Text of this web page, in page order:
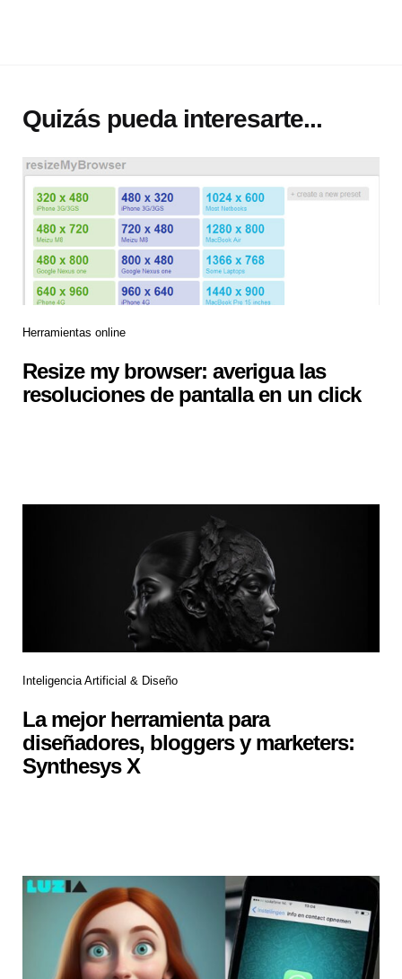
Quizás pueda interesarte...
Herramientas online
Resize my browser: averigua las
resoluciones de pantalla en un click
Inteligencia Artificial & Diseño
La mejor herramienta para
diseñadores, bloggers y marketers:
Synthesys X